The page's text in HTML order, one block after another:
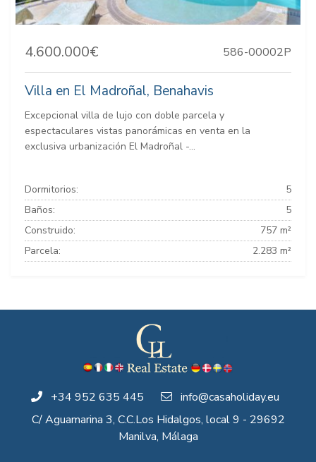
4.600.000€ 586-00002P
Villa en El Madroñal, Benahavis
Excepcional villa de lujo con doble parcela y
espectaculares vistas panorámicas en venta en la
exclusiva urbanización El Madroñal -...
Dormitorios:
5
Baños:
5
Construido:
757 m²
Parcela:
2.283 m²
+34 952 635 445
info@casaholiday.eu
C/ Aguamarina 3, C.C.Los Hidalgos, local 9 - 29692
Manilva, Málaga